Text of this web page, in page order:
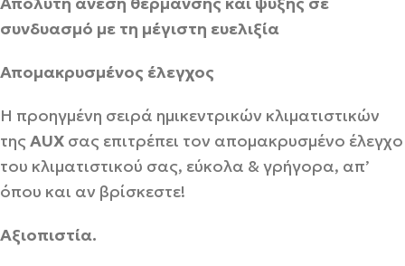
συνδυασμό με τη μέγιστη ευελιξία
Απομακρυσμένος έλεγχος
Η προηγμένη σειρά ημικεντρικών κλιματιστικών
της AUX σας επιτρέπει τον απομακρυσμένο έλεγχο
του κλιματιστικού σας, εύκολα & γρήγορα, απ’
όπου και αν βρίσκεστε!
Αξιοπιστία.